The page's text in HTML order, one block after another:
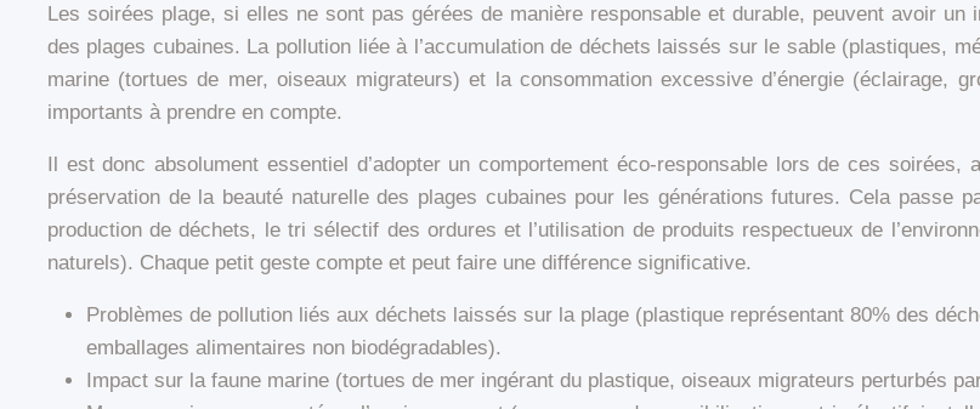
Les soirées plage, si elles ne sont pas gérées de manière responsable et durable, peuvent avoir
des plages cubaines. La pollution liée à l’accumulation de déchets laissés sur le sable (plastiques,
marine (tortues de mer, oiseaux migrateurs) et la consommation excessive d’énergie (éclairage,
importants à prendre en compte.
Il est donc absolument essentiel d’adopter un comportement éco-responsable lors de ces
préservation de la beauté naturelle des plages cubaines pour les générations futures. Cela passe
production de déchets, le tri sélectif des ordures et l’utilisation de produits respectueux de
naturels). Chaque petit geste compte et peut faire une différence significative.
Problèmes de pollution liés aux déchets laissés sur la plage (plastique représentant 80% des
emballages alimentaires non biodégradables).
Impact sur la faune marine (tortues de mer ingérant du plastique, oiseaux migrateurs perturbés